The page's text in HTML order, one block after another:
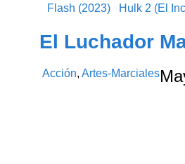
Flash (2023) Hulk 2 (El
El Luchador
Acción,Artes-Marciales